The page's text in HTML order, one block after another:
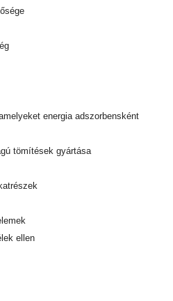
energia adszorbensként
tömítések gyártása
ellen